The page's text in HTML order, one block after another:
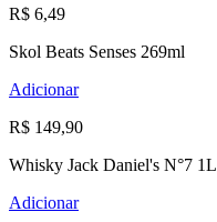
R$ 6,49
Skol Beats Senses 269ml
Adicionar
R$ 149,90
Whisky Jack Daniel's N°7 1L
Adicionar